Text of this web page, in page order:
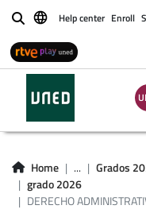
BuscarHelp center Enroll
Home ...
Grados
grado 2026
DERECHO